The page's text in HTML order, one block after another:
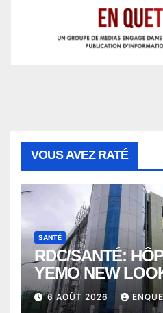
VOUS AVEZ RATÉ
SANTÉ
RDC/SANTÉ:
YEMO NEW
PERD LE
6 AOÛT 2026